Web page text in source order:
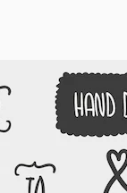
você direcionar